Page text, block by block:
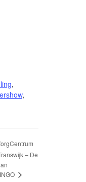
,
,
– De